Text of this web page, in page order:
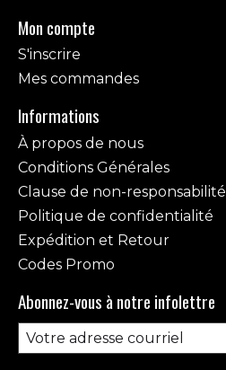
Mon compte
S'inscrire
Mes commandes
Informations
À propos de nous
Conditions Générales
Clause de non-responsabilité
Politique de confidentialité
Expédition et Retour
Codes Promo
Abonnez-vous à notre infolettre